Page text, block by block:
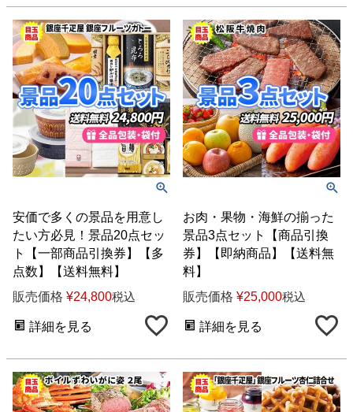
安価で多くの景品を用意し
たい方必見！景品20点セッ
ト【一部商品引換券】【多
点数】【送料無料】
販売価格 ¥24,800税込
詳細を見る
お肉・果物・海鮮の揃った
景品3点セット【商品引換
券】【即納商品】【送料無
料】
販売価格 ¥25,000税込
詳細を見る